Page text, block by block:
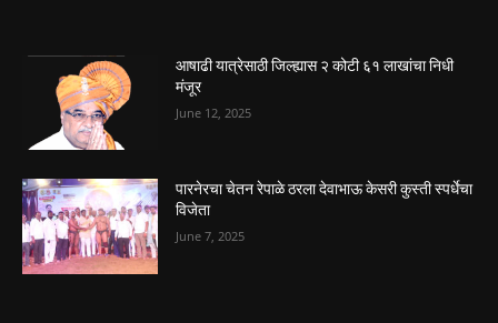
आषाढी यात्रेसाठी जिल्ह्यास २ कोटी ६१ लाखांचा निधी
मंजूर
June 12, 2025
पारनेरचा चेतन रेपाळे ठरला देवाभाऊ केसरी कुस्ती स्पर्धेचा
विजेता
June 7, 2025